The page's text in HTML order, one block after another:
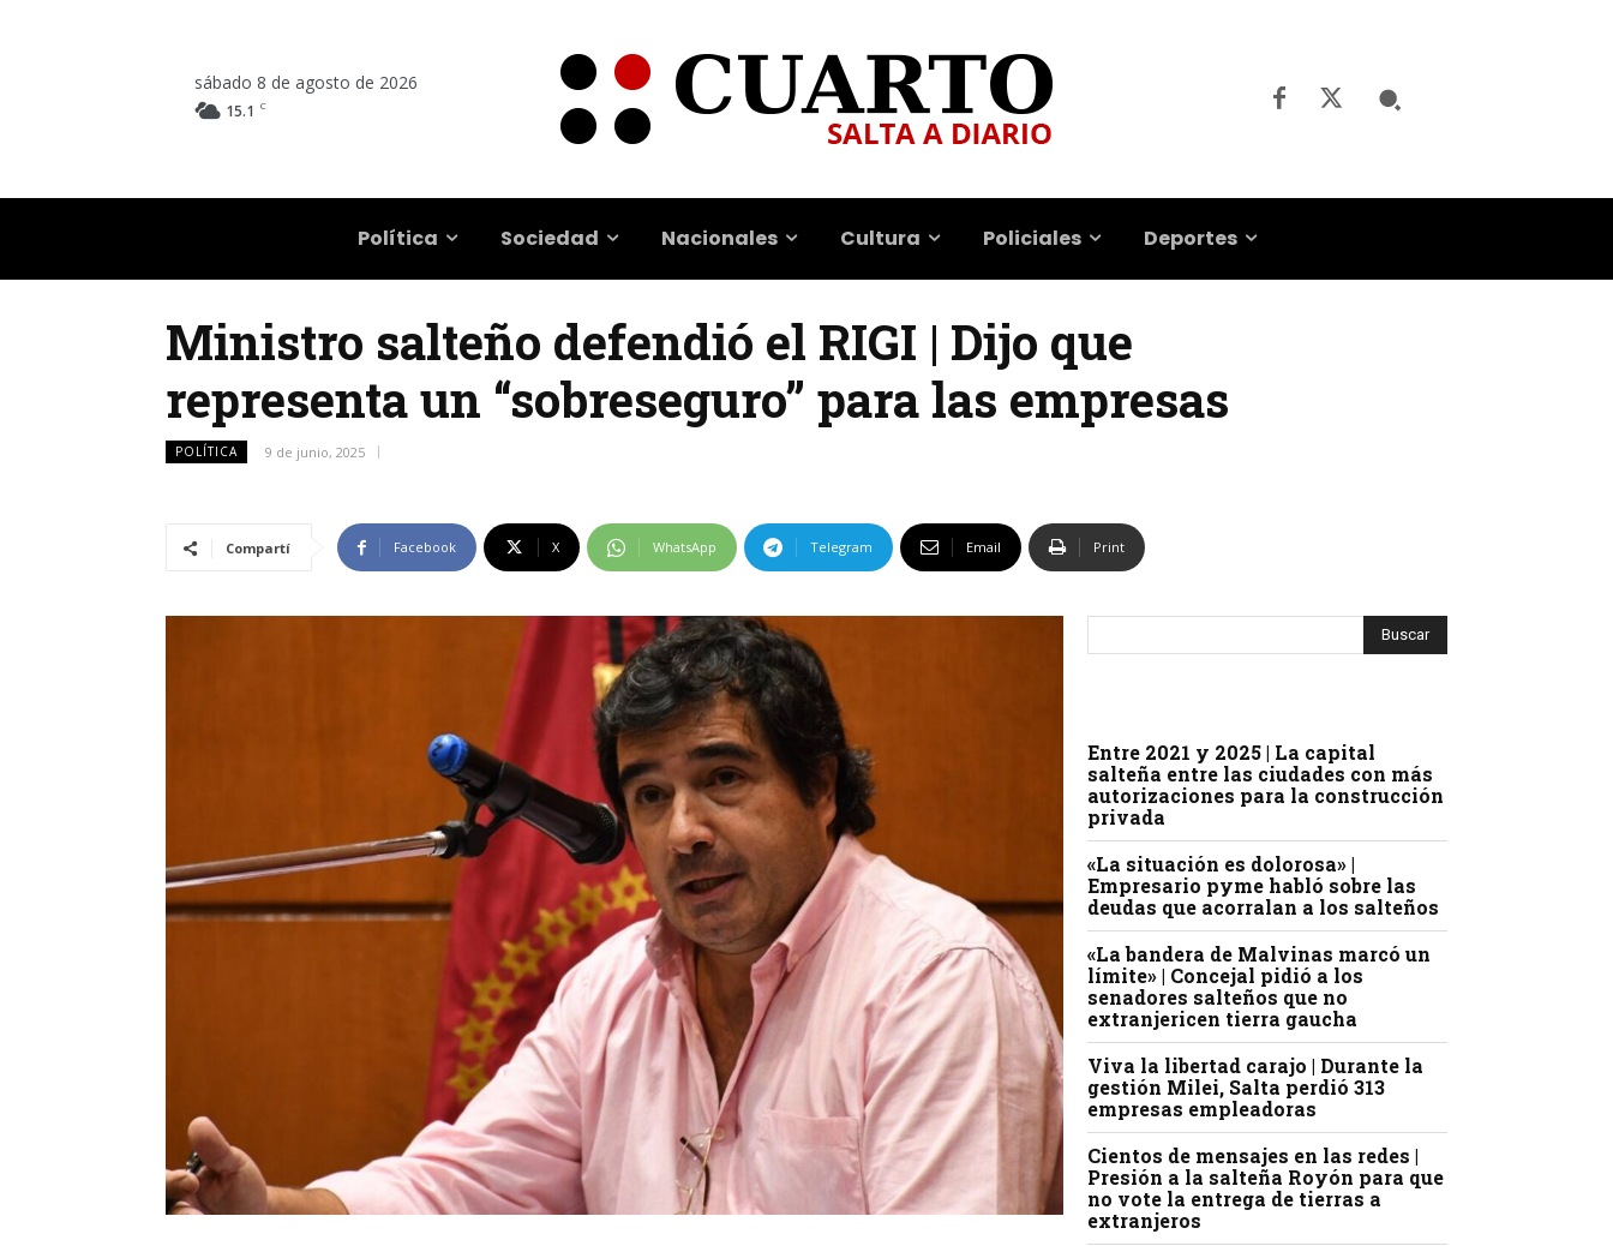
sábado 8 de agosto de 2026
15.1 C
Política Sociedad Nacionales Cultura Policiales Deportes
Ministro salteño defendió el RIGI | Dijo que
representa un “sobreseguro” para las empresas
POLÍTICA 9 de junio, 2025
Compartí Facebook X WhatsApp Telegram Email Print
Entre 2021 y 2025 | La capital
salteña entre las ciudades con más
autorizaciones para la construcción
privada
«La situación es dolorosa» |
Empresario pyme habló sobre las
deudas que acorralan a los salteños
«La bandera de Malvinas marcó un
límite» | Concejal pidió a los
senadores salteños que no
extranjericen tierra gaucha
Viva la libertad carajo | Durante la
gestión Milei, Salta perdió 313
empresas empleadoras
Cientos de mensajes en las redes |
Presión a la salteña Royón para que
no vote la entrega de tierras a
extranjeros